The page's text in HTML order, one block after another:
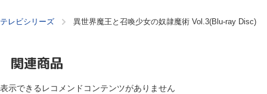
テレビシリーズ 異世界魔王と召喚少女の奴隷魔術 Vol.3(Blu-ray Disc)
関連商品
表示できるレコメンドコンテンツがありません